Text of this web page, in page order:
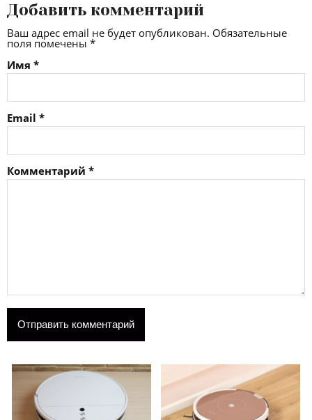
Добавить комментарий
Ваш адрес email не будет опубликован. Обязательные
поля помечены *
Имя *
Email *
Комментарий *